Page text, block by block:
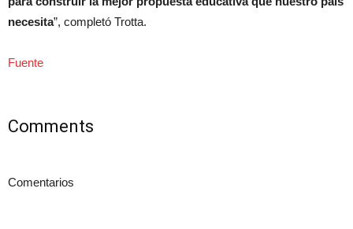
necesita”, completó Trotta.
Fuente
Comments
Comentarios